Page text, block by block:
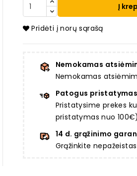
Į
Pridėti į norų sąrašą
Nemokamas
Nemokamas
Patogus pristatymas
Pristatysime prekes
pristatymas nuo 100€)
14 d. grąžinimo
Grąžinkite